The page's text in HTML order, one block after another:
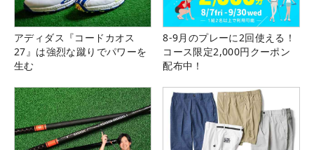
アディダス『コードカオス
27』は強烈な蹴りでパワーを
生む
8-9月のプレーに2回使える！
コース限定2,000円クーポン
配布中！